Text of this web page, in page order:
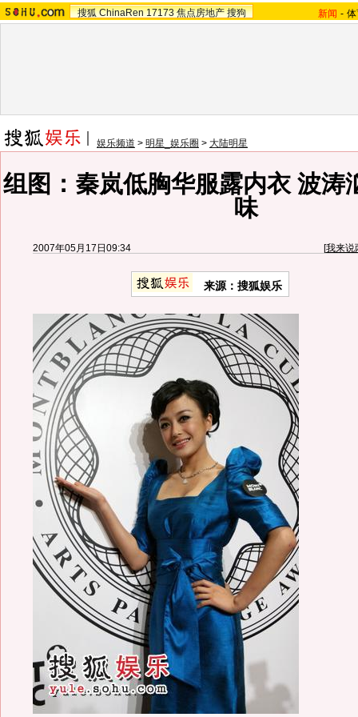
搜狐 ChinaRen 17173 焦点房地产 搜狗 新闻 -
娱乐频道 > 明星_娱乐圈 > 大陆明星
组图：秦岚低胸华服露内衣 波涛
味
2007年05月17日09:34 [我来说
来源：搜狐娱乐